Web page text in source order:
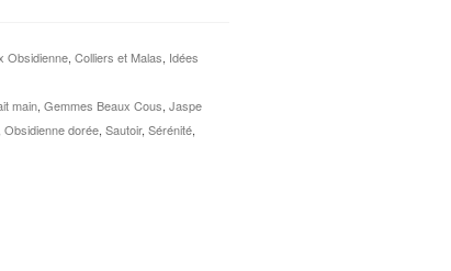
Obsidienne,Colliers et Malas, Idées
main,Gemmes Beaux Cous,Jaspe
,Obsidienne dorée,Sautoir,Sérénité,